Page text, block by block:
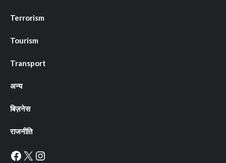
Terrorism
Tourism
Transport
अन्य
बिज़नेस
राजनीति
Facebook
X Instagram